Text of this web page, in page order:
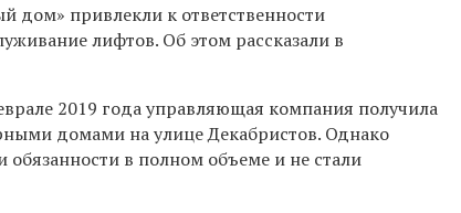
дом» привлекли к ответственности
лифтов. Об этом рассказали в
2019 года управляющая компания получила
домами на улице Декабристов. Однако
в полном объеме и не стали